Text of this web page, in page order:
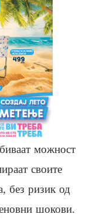
можност
своите
без ризик од
шокови.